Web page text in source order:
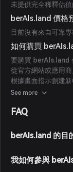
未提供完全稀釋估值
berAIs.land 價格
目前沒有來自可靠
如何購買
要購買 berAIs.land
從官方網站或應用
根據畫面指示創建
通過轉帳加密貨幣
選擇所需交易對（
See more
FAQ
berAIs.land 的目
我如何參與